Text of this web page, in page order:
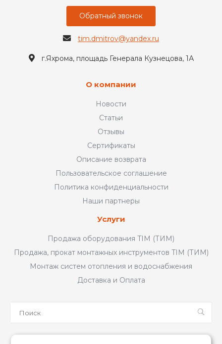
Обратный звонок
tim.dmitrov@yandex.ru
г.Яхрома, площадь Генерала Кузнецова, 1А
О компании
Новости
Статьи
Отзывы
Сертификаты
Описание возврата
Пользовательское соглашение
Политика конфиденциальности
Наши партнеры
Услуги
Продажа оборудования TIM (ТИМ)
Продажа, прокат монтажных инструментов TIM (ТИМ)
Монтаж систем отопления и водоснабжения
Доставка и Оплата